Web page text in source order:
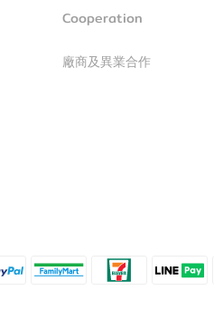
Cooperation
廠商及異業合作